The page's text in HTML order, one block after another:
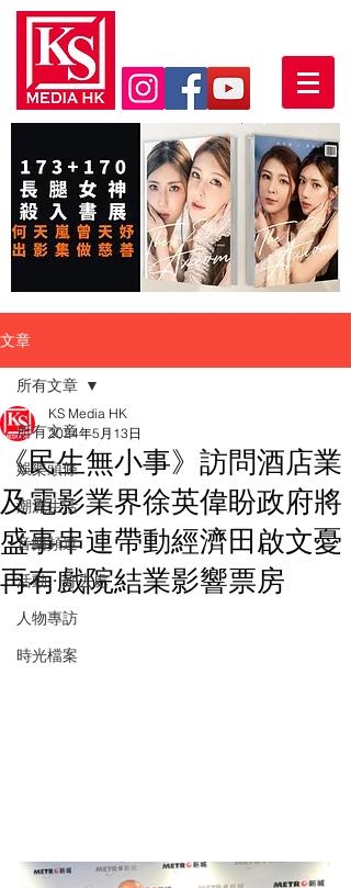
文章
所有文章
娛樂頭條
潮流生活
音樂頻道
活動・好去處
人物專訪
時光檔案
所有文章
《民生無小事》訪問酒店業
及電影業界徐英偉盼政府將
盛事串連帶動經濟田啟文憂
再有戲院結業影響票房
KS Media HK
2024年5月13日